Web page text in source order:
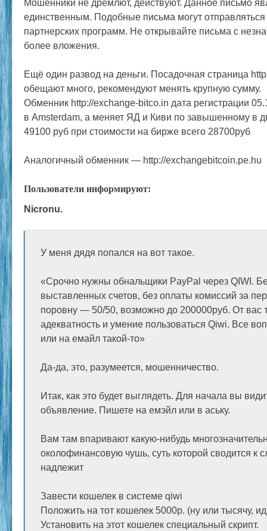
Мошенники не дремлют, действуют. Данное письмо
единственным. Подобные письма могут отправляться
партнерских программ. Не открывайте письма с
более вложения.
Ещё один развод на деньги. Посадочная страница
обещают много, рекомендуют менять крупную сумму.
Обменник http://exchange-bitco.in дата регистрации
в Amsterdam, а меняет ЯД и Киви по завышенному в
49100 руб при стоимости на бирже всего 28700руб
Аналогичный обменник — http://exchangebitcoin.pe.hu
Пользователи информируют:
Nicronu.
У меня дядя попался на вот такое.
«Срочно нужны обнальщики PayPal через QIWI.
выставленных счетов, без оплаты комиссий за
поровну — 50/50, возможно до 200000руб. От вас
адекватность и умение пользоваться Qiwi. Все
или на емайл такой-то»
Да-да, это, разумеется, мошенничество.
Итак, как это будет выглядеть. Для начала вы
объявление. Пишете на емэйл или в аську.
Вам там впаривают какую-нибудь
околофинансовую чушь, суть которой сводится к
надлежит
Завести кошелек в системе qiwi
Положить на тот кошелек 5000р. (ну или тысячу,
Установить на этот кошелек специальный скрипт.